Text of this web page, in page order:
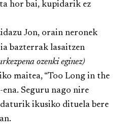
hor bai, kupidarik ez
Jon, orain neronek
bazterrak lasaitzen
ozenki eginez)
maitea, “Too Long in the
Seguru nago nire
ikusiko dituela bere